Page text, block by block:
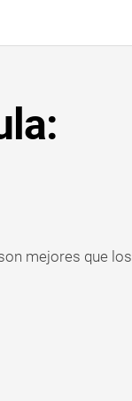
mejores que los